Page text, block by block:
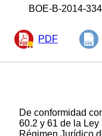
BOE-B-2014-
PDF
De conformidad
60.2 y 61 de la
Régimen Jurídico